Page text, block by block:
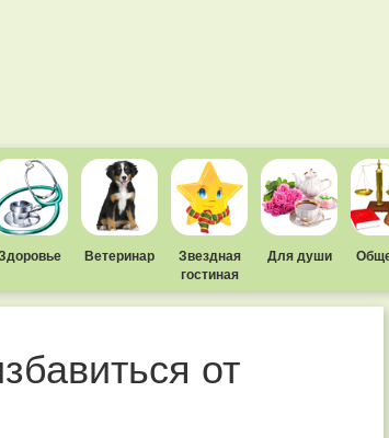
Ветеринар
Звездная
гостиная
Для души
от